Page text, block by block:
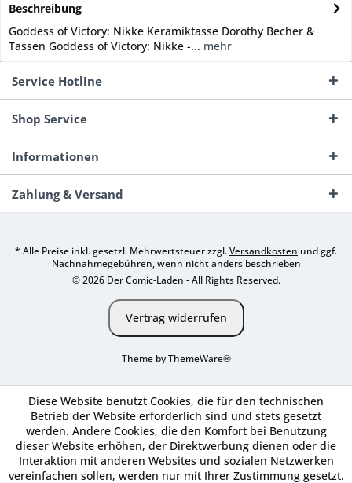
Beschreibung
Goddess of Victory: Nikke Keramiktasse Dorothy Becher &
Tassen Goddess of Victory: Nikke -... mehr
Service Hotline
Shop Service
Informationen
Zahlung & Versand
* Alle Preise inkl. gesetzl. Mehrwertsteuer zzgl.Versandkosten und ggf.
Nachnahmegebühren, wenn nicht anders beschrieben
© 2026 Der Comic-Laden - All Rights Reserved.
Vertrag widerrufen
Theme byThemeWare®
Diese Website benutzt Cookies, die für den technischen
Betrieb der Website erforderlich sind und stets gesetzt
werden. Andere Cookies, die den Komfort bei Benutzung
dieser Website erhöhen, der Direktwerbung dienen oder die
Interaktion mit anderen Websites und sozialen Netzwerken
vereinfachen sollen, werden nur mit Ihrer Zustimmung gesetzt.